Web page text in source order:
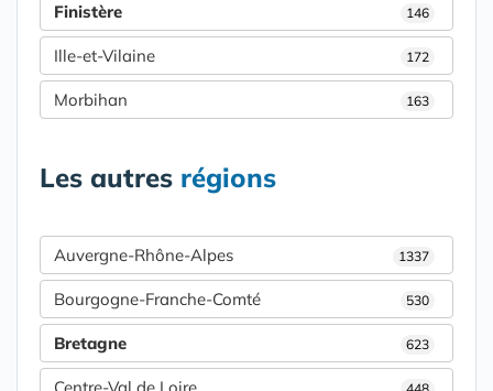
Finistère 146
Ille-et-Vilaine 172
Morbihan 163
Les autres régions
Auvergne-Rhône-Alpes 1337
Bourgogne-Franche-Comté 530
Bretagne 623